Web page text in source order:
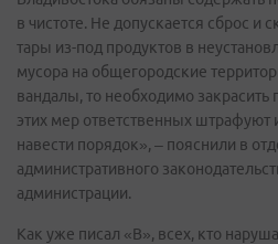
в чистоте. Не допускается сброс и
тары из-под продуктов в
мусора на общегородские
вандалы, то необходимо закрасить
этих мер ответственных штрафуют
навести порядок», – пояснили в
административного
администрации.
Как уже писал «В», всех, кто